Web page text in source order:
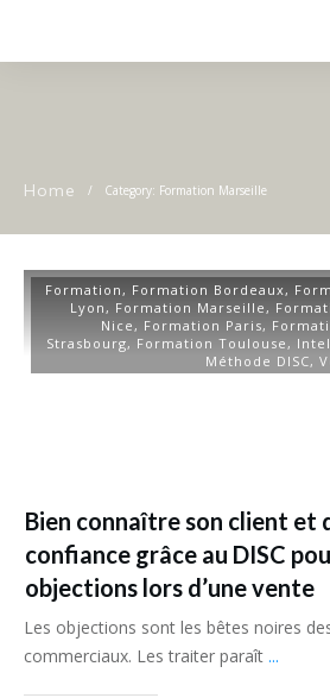
Home / Category: Formation Marseille
Formation, Formation Bordeaux,
Lyon, Formation Marseille,
Nice, Formation Paris,
Strasbourg, Formation Toulouse,
Méthode DISC,
Bien connaître son client et
confiance grâce au DISC
objections lors d’une vente
Les objections sont les bêtes noires
commerciaux. Les traiter paraît ...